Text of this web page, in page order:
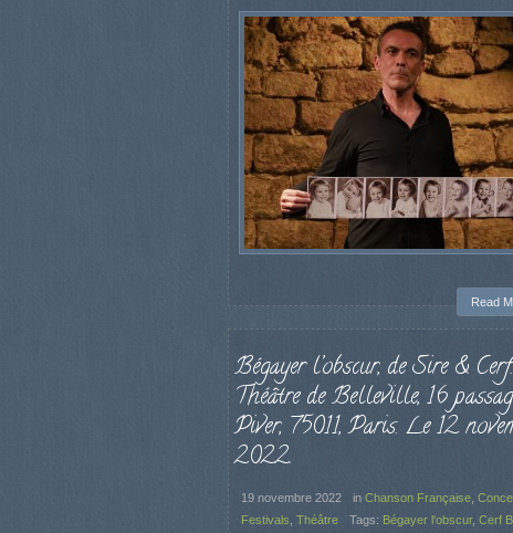
Read
Bégayer l’obscur, de Sire & Cerf.
Théâtre de Belleville, 16
Piver, 75011, Paris. Le 12
2022.
19 novembre 2022 in Chanson Française
Festivals Théâtre Tags: Bégayer l'obscur, Cerf